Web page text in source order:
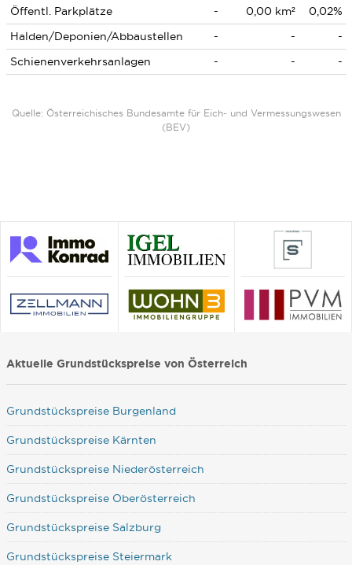
Öffentl. Parkplätze
- 0,00 km²
0,02%
Halden/Deponien/Abbaustellen
- -
-
Schienenverkehrsanlagen
- - -
Quelle: Österreichisches Bundesamte für Eich- und Vermessungswesen
(BEV)
Aktuelle Grundstückspreise von Österreich
Grundstückspreise Burgenland
Grundstückspreise Kärnten
Grundstückspreise Niederösterreich
Grundstückspreise Oberösterreich
Grundstückspreise Salzburg
Grundstückspreise Steiermark